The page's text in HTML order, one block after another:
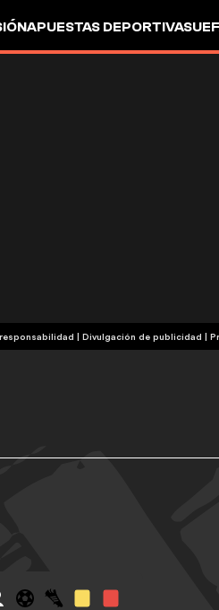
APUESTAS DEPORTIVAS
responsabilidad | Divulgación de publicidad |